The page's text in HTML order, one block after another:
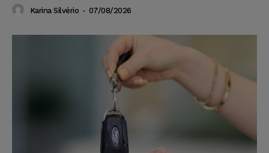
Karina Silvério - 07/08/2026